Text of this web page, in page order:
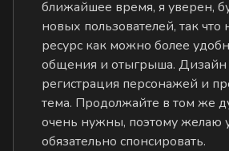
ближайшее время, я уверен,
новых пользователей, так что
ресурс как можно более
общения и отыгрыша. Дизайн
регистрация персонажей и
тема. Продолжайте в том же
очень нужны, поэтому желаю
обязательно спонсировать.